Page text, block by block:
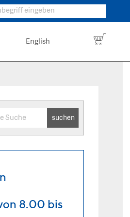
English
suchen
8.00 bis